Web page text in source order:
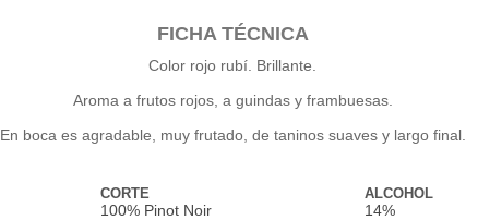
FICHA TÉCNICA
Color rojo rubí. Brillante.
Aroma a frutos rojos, a guindas y frambuesas.
En boca es agradable, muy frutado, de taninos suaves y largo final.
CORTE
100% Pinot Noir
ALCOHOL
14%